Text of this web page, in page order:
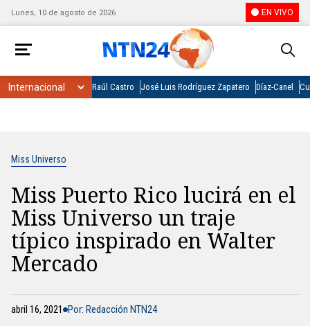
Lunes, 10 de agosto de 2026 EN VIVO
Raúl Castro José Luis Rodríguez Zapatero Díaz-Canel
Miss Universo
Miss Puerto Rico lucirá en el
Miss Universo un traje
típico inspirado en Walter
Mercado
abril 16, 2021 Por: Redacción NTN24